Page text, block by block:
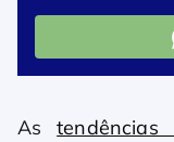
Astendências